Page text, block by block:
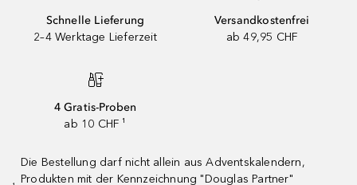
Schnelle Lieferung
2–4 Werktage Lieferzeit
Versandkostenfrei
ab 49,95 CHF
4 Gratis-Proben
ab 10 CHF ¹
Die Bestellung darf nicht allein aus Adventskalendern,
Produkten mit der Kennzeichnung "Douglas Partner"